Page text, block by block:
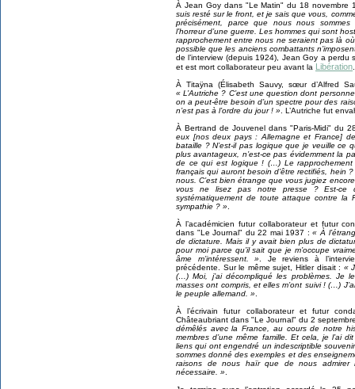
À Jean Goy dans "Le Matin" du 18 novembre
suis resté sur le front, et je sais que vous,
précisément, parce que nous nous
l’horreur d’une guerre. Les hommes qui sont
rapprochement entre nous ne seraient pas là
possible que les anciens combattants
de l’interview (depuis 1924), Jean Goy a
et est mort collaborateur peu avant la
Libération.
À Titaÿna (Élisabeth Sauvy, sœur d’Alfred
« L’Autriche ? C’est une question dont
on a peut-être besoin d’un spectre pour des
n’est pas à l’ordre du jour ! ». L’Autriche fut
À Bertrand de Jouvenel dans "Paris-Midi" du
eux [nos deux pays : Allemagne et France]
bataille ? N’est-il pas logique que je veuille
plus avantageux, n’est-ce pas évidemment la
de ce qui est logique ! (…) Le rapprochement
français qui auront besoin d’être rectifiés, hein
nous. C’est bien étrange que vous jugiez
vous ne lisez pas notre presse ? Est-ce
systématiquement de toute attaque contre la
sympathie ? ».
À l’académicien futur collaborateur et futur
dans "Le Journal" du 22 mai 1937 :« À
de dictature. Mais il y avait bien plus de
pour moi parce qu’il sait que je m’occupe
âme m’intéressent. ». Je reviens à
précédente. Sur le même sujet, Hitler disait : «
(…) Moi, j’ai décompliqué les problèmes. Je
masses ont compris, et elles m’ont suivi ! (…)
le peuple allemand. ».
À l’écrivain futur collaborateur et futur
Châteaubriant dans "Le Journal" du 2
démêlés avec la France, au cours de notre
membres d’une même famille. Et cela, je l’ai
liens qui ont engendré un indescriptible
sommes donné des exemples et des
raisons de nous haïr que de nous admirer
nécessaire. ».